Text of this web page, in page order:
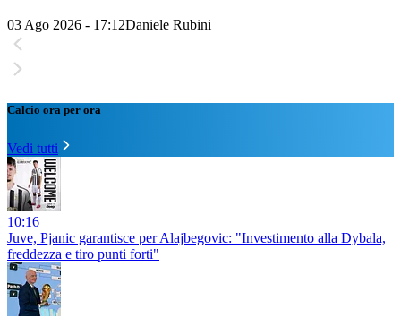
03 Ago 2026 - 17:12Daniele Rubini
Calcio ora per ora
Vedi tutti
10:16
Juve, Pjanic garantisce per Alajbegovic: "Investimento alla Dybala,
freddezza e tiro punti forti"